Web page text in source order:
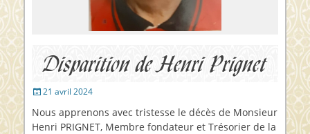
Disparition de Henri Prignet
Publié21 avril 2024
Nous apprenons avec tristesse le décès de Monsieur
Henri PRIGNET, Membre fondateur et Trésorier de la